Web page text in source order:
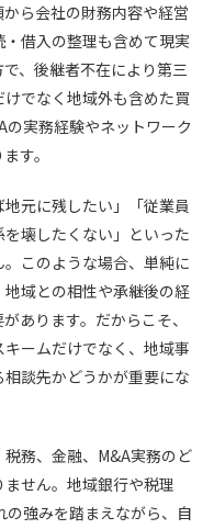
ら会社の財務内容や経営
借入の整理も含めて現実
、後継者不在により第三
でなく地域外も含めた買
実務経験やネットワーク
す。
元に残したい」「従業員
壊したくない」といった
このような場合、単純に
域との相性や承継後の経
あります。だからこそ、
ームだけでなく、地域事
談先かどうかが重要にな
務、金融、M&A実務のど
せん。地域銀行や税理
強みを踏まえながら、自